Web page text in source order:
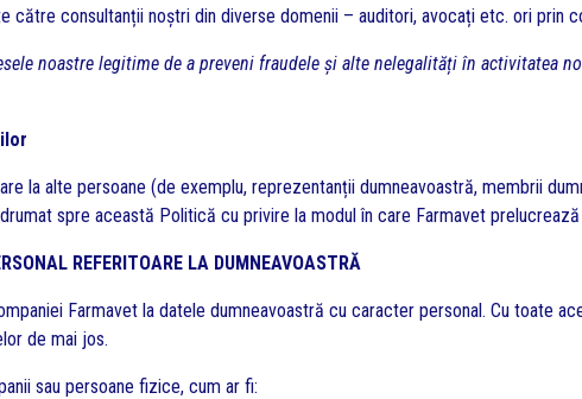
către consultanții noștri din diverse domenii – auditori, avocați etc. ori prin
noastre legitime de a preveni fraudele și alte nelegalități în activitatea
la alte persoane (de exemplu, reprezentanții dumneavoastră, membrii
spre această Politică cu privire la modul în care Farmavet
REFERITOARE LA DUMNEAVOASTRĂ
Farmavet la datele dumneavoastră cu caracter personal. Cu toate
de mai jos.
sau persoane fizice, cum ar fi: